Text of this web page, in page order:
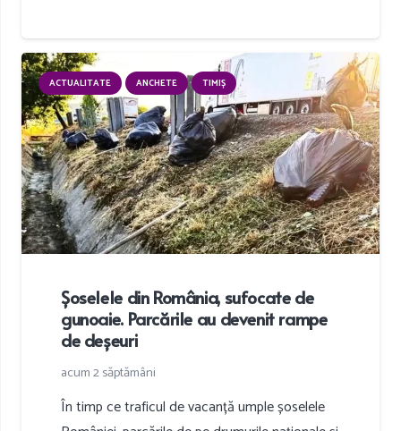
ACTUALITATE ANCHETE TIMIȘ
Șoselele din România, sufocate de
gunoaie. Parcările au devenit rampe
de deșeuri
acum 2 săptămâni
În timp ce traficul de vacanță umple șoselele